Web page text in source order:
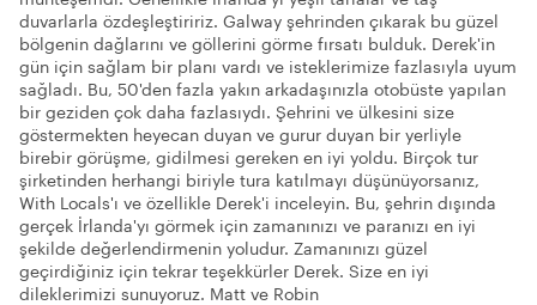
duvarlarla özdeşleştiririz. Galway şehrinden çıkarak bu güzel
bölgenin dağlarını ve göllerini görme fırsatı bulduk. Derek'in
gün için sağlam bir planı vardı ve isteklerimize fazlasıyla uyum
sağladı. Bu, 50'den fazla yakın arkadaşınızla otobüste yapılan
bir geziden çok daha fazlasıydı. Şehrini ve ülkesini size
göstermekten heyecan duyan ve gurur duyan bir yerliyle
birebir görüşme, gidilmesi gereken en iyi yoldu. Birçok tur
şirketinden herhangi biriyle tura katılmayı düşünüyorsanız,
With Locals'ı ve özellikle Derek'i inceleyin. Bu, şehrin dışında
gerçek İrlanda'yı görmek için zamanınızı ve paranızı en iyi
şekilde değerlendirmenin yoludur. Zamanınızı güzel
geçirdiğiniz için tekrar teşekkürler Derek. Size en iyi
dileklerimizi sunuyoruz. Matt ve Robin